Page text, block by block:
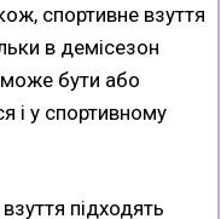
спортивне взуття
в демісезон
бути або
і у спортивному
підходять